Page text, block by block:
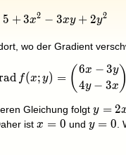
3xy+2y^2
5 +3x2 − 3xy + 2y2
wo der Gradient
ad f(x; y) = ( 4y − 3x
6x − 3y )
Gleichung folgty=2x
y = 2
istx=0
x = 0 und y=0
y = 0